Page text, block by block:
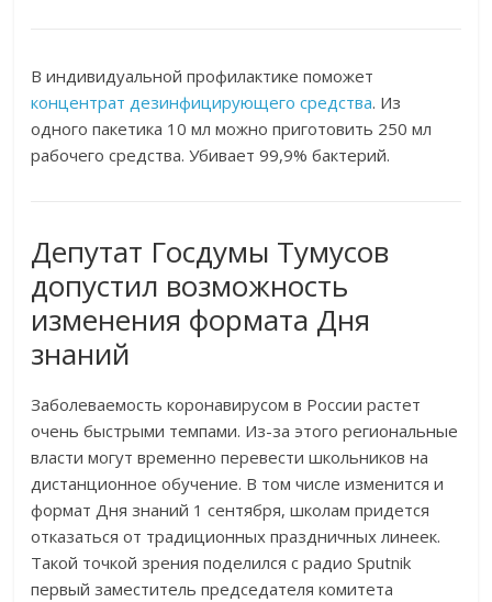
В индивидуальной профилактике поможет
концентрат дезинфицирующего средства. Из
одного пакетика 10 мл можно приготовить 250 мл
рабочего средства. Убивает 99,9% бактерий.
Депутат Госдумы Тумусов
допустил возможность
изменения формата Дня
знаний
Заболеваемость коронавирусом в России растет
очень быстрыми темпами. Из-за этого региональные
власти могут временно перевести школьников на
дистанционное обучение. В том числе изменится и
формат Дня знаний 1 сентября, школам придется
отказаться от традиционных праздничных линеек.
Такой точкой зрения поделился с радио Sputnik
первый заместитель председателя комитета